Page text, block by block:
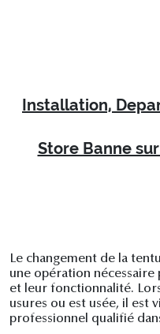
Installation,
Store Banne
Le changement de la
une opération
et leur fonctionnalité.
usures ou est usée, il est
professionnel qualifié